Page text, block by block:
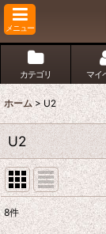
メニュー
カテゴリ マイ
ホーム > U2
U2
表示数:
8件